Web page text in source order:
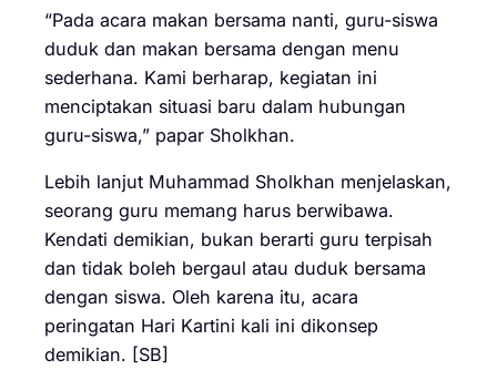
“Pada acara makan bersama nanti, guru-siswa
duduk dan makan bersama dengan menu
sederhana. Kami berharap, kegiatan ini
menciptakan situasi baru dalam hubungan
guru-siswa,” papar Sholkhan.
Lebih lanjut Muhammad Sholkhan menjelaskan,
seorang guru memang harus berwibawa.
Kendati demikian, bukan berarti guru terpisah
dan tidak boleh bergaul atau duduk bersama
dengan siswa. Oleh karena itu, acara
peringatan Hari Kartini kali ini dikonsep
demikian. [SB]